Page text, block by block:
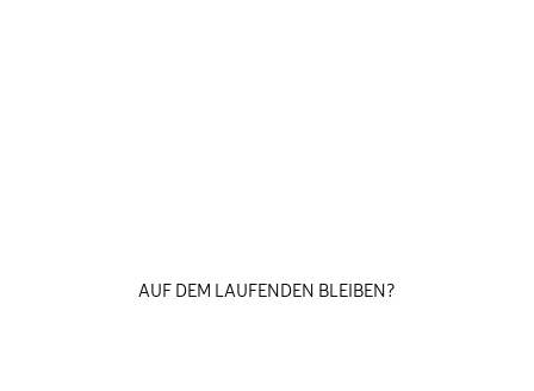
AUF DEM LAUFENDEN BLEIBEN?